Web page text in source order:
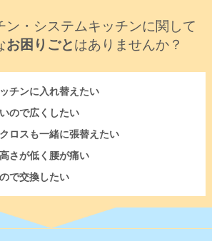
ン・システムキッチンに関して
お困りごとはありませんか？
チンに入れ替えたい
ので広くしたい
ロスも一緒に張替えたい
さが低く腰が痛い
で交換したい